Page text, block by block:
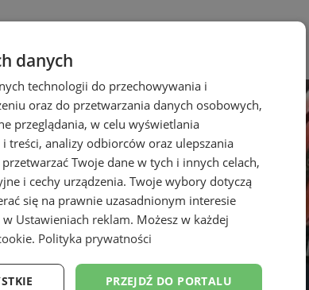
danych
technologii do przechowywania i
oraz do przetwarzania danych osobowych,
przeglądania, w celu wyświetlania
analizy odbiorców oraz ulepszania
Twoje dane w tych i innych celach,
i cechy urządzenia. Twoje wybory dotyczą
się na prawnie uzasadnionym interesie
w Ustawieniach reklam. Możesz w każdej
. Polityka prywatności
PRZEJDŹ DO PORTALU